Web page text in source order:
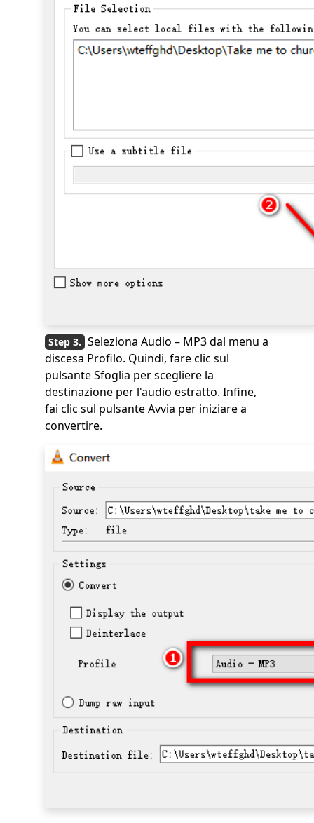
Seleziona Audio – MP3 dal menu a
discesa Profilo. Quindi, fare clic sul
pulsante Sfoglia per scegliere la
destinazione per l'audio estratto. Infine,
fai clic sul pulsante Avvia per iniziare a
convertire.